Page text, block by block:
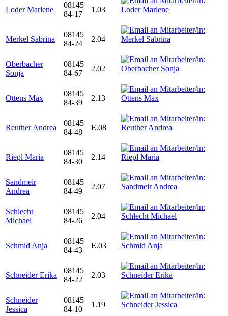
Loder Marlene
08145
84-17
1.03
Merkel Sabrina
08145
84-24
2.04
Oberbacher
Sonja
08145
84-67
2.02
Ottens Max
08145
84-39
2.13
Reuther Andrea
08145
84-48
E.08
Riepl Maria
08145
84-30
2.14
Sandmeir
Andrea
08145
84-49
2.07
Schlecht
Michael
08145
84-26
2.04
Schmid Anja
08145
84-43
E.03
Schneider Erika
08145
84-22
2.03
Schneider
Jessica
08145
84-10
1.19